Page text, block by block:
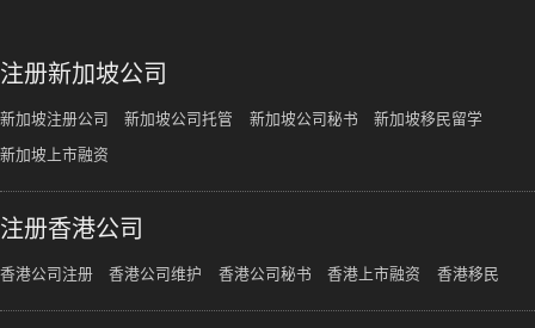
注册新加坡公司
新加坡注册公司 新加坡公司托管 新加坡公司秘书 新加坡移民留学
新加坡上市融资
注册香港公司
香港公司注册 香港公司维护 香港公司秘书 香港上市融资 香港移民